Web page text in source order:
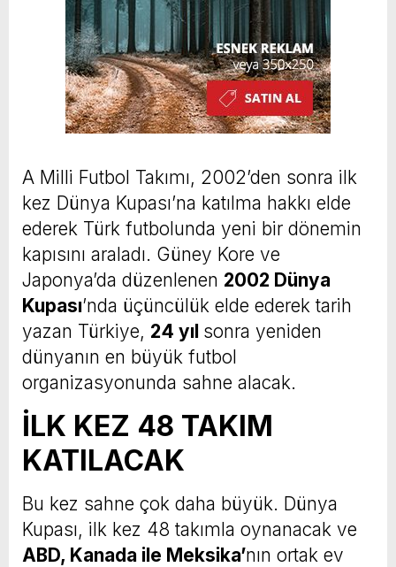
A Milli Futbol Takımı, 2002’den sonra ilk
kez Dünya Kupası’na katılma hakkı elde
ederek Türk futbolunda yeni bir dönemin
kapısını araladı. Güney Kore ve
Japonya’da düzenlenen 2002 Dünya
Kupası’nda üçüncülük elde ederek tarih
yazan Türkiye, 24 yıl sonra yeniden
dünyanın en büyük futbol
organizasyonunda sahne alacak.
İLK KEZ 48 TAKIM
KATILACAK
Bu kez sahne çok daha büyük. Dünya
Kupası, ilk kez 48 takımla oynanacak ve
ABD, Kanada ile Meksika’nın ortak ev